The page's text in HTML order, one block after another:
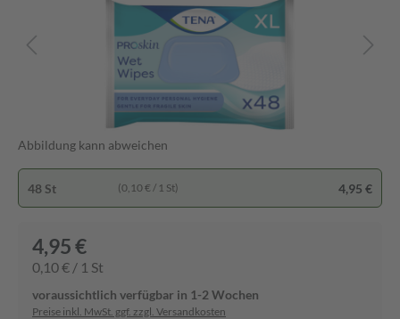
Abbildung kann abweichen
48 St (0,10 € / 1 St) 4,95 €
4,95 €
0,10 € / 1 St
voraussichtlich verfügbar in 1-2 Wochen
Preise inkl. MwSt. ggf. zzgl. Versandkosten